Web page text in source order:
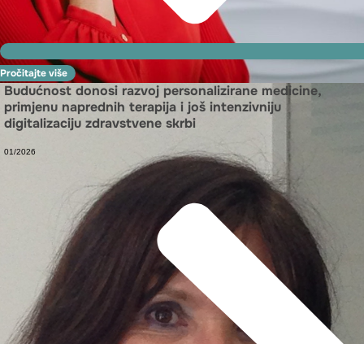
Pročitajte više
Budućnost donosi razvoj personalizirane medicine,
primjenu naprednih terapija i još intenzivniju
digitalizaciju zdravstvene skrbi
01/2026